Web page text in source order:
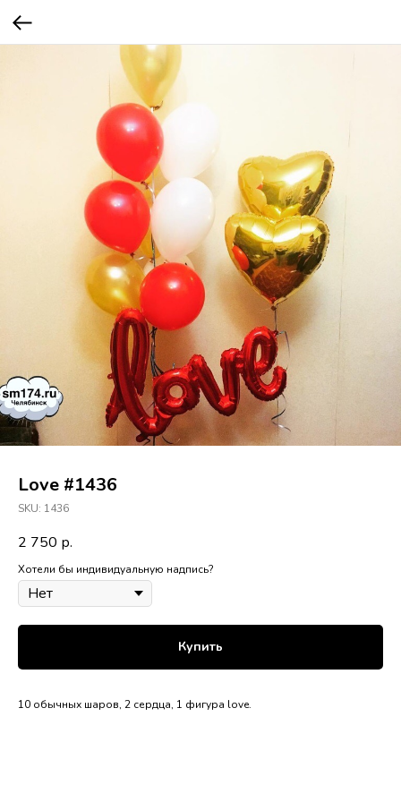
Love #1436
SKU: 1436
2 750 р.
Хотели бы индивидуальную надпись?
Купить
10 обычных шаров, 2 сердца, 1 фигура love.